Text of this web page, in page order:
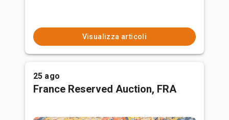
Visualizza articoli
25 ago
France Reserved Auction, FRA